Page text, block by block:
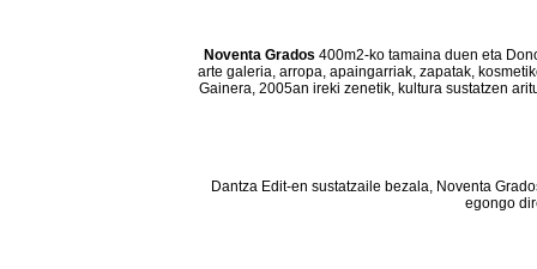
Noventa Grados 400m2-ko tamaina duen eta
arte galeria, arropa, apaingarriak, zapatak,
Gainera, 2005an ireki zenetik, kultura sustatzen
Dantza Edit-en sustatzaile bezala, Noventa
egongo